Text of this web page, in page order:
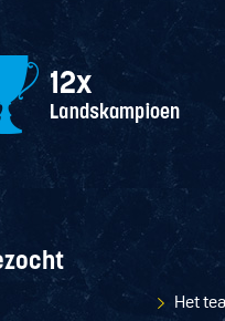
Het